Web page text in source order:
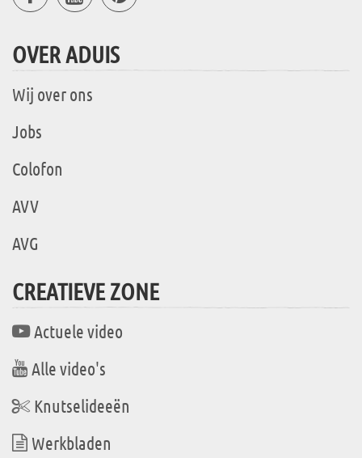
OVER ADUIS
Wij over ons
Jobs
Colofon
AVV
AVG
CREATIEVE ZONE
Actuele video
Alle video's
Knutselideeën
Werkbladen